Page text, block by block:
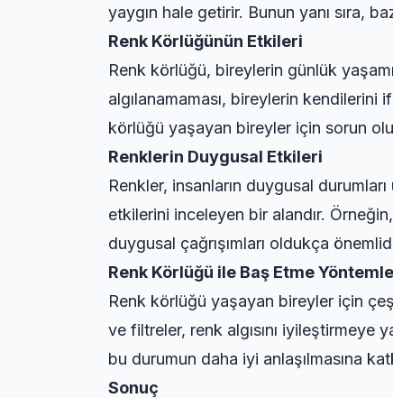
yaygın hale getirir. Bunun yanı sıra,
Renk Körlüğünün Etkileri
Renk körlüğü, bireylerin günlük
algılanamaması, bireylerin
körlüğü yaşayan bireyler için sorun
Renklerin Duygusal Etkileri
Renkler, insanların duygusal
etkilerini inceleyen bir alandır.
duygusal çağrışımları oldukça
Renk Körlüğü ile Baş Etme
Renk körlüğü yaşayan bireyler için
ve filtreler, renk algısını iyileştirmeye
bu durumun daha iyi anlaşılmasına
Sonuç